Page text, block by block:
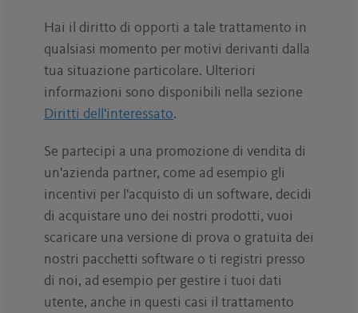
Hai il diritto di opporti a tale trattamento in
qualsiasi momento per motivi derivanti dalla
tua situazione particolare. Ulteriori
informazioni sono disponibili nella sezione
Diritti dell'interessato.
Se partecipi a una promozione di vendita di
un'azienda partner, come ad esempio gli
incentivi per l'acquisto di un software, decidi
di acquistare uno dei nostri prodotti, vuoi
scaricare una versione di prova o gratuita dei
nostri pacchetti software o ti registri presso
di noi, ad esempio per gestire i tuoi dati
utente, anche in questi casi il trattamento